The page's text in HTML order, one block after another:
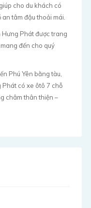
cho du khách có
tâm đậu thoải mái.
Hưng Phát được trang
đến cho quý
Phú Yên bằng tàu,
có xe ôtô 7 chỗ
châm thân thiện –